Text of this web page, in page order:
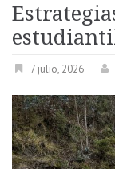
7 julio, 2026